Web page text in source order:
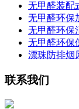
无甲醛装配
无甲醛环保
无甲醛环保
无甲醛环保
漂珠防排烟
联系我们